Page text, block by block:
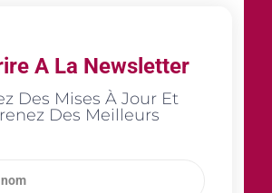
A La Newsletter
Des Mises À Jour Et
Des Meilleurs